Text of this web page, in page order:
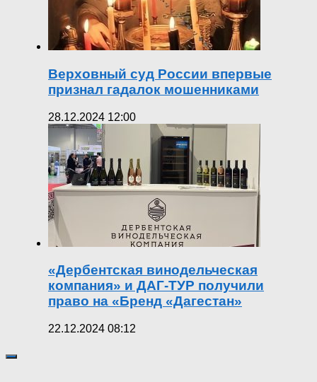
Верховный суд России впервые
признал гадалок мошенниками
28.12.2024 12:00
«Дербентская винодельческая
компания» и ДАГ-ТУР получили
право на «Бренд «Дагестан»
22.12.2024 08:12